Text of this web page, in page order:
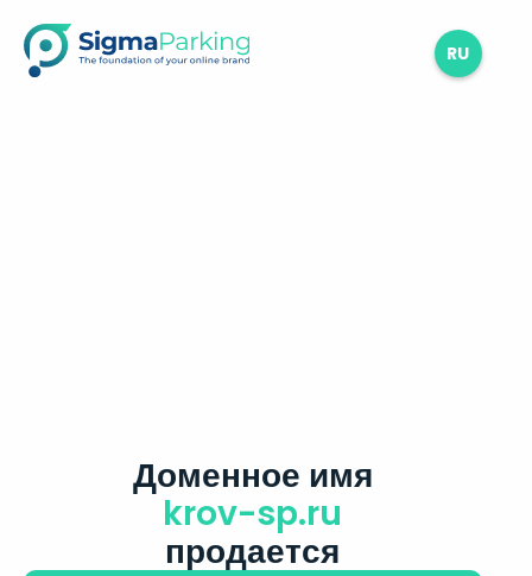
RU
Доменное имя
krov-sp.ru
продается